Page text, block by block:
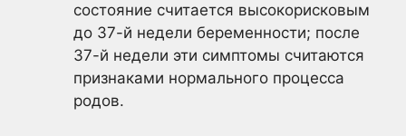
состояние считается высокорисковым
до 37-й недели беременности; после
37-й недели эти симптомы считаются
признаками нормального процесса
родов.